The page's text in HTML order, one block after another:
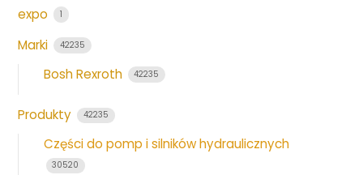
expo 1
Marki 42235
Bosh Rexroth 42235
Produkty 42235
Części do pomp i silników hydraulicznych
30520